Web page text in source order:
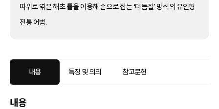
따위로 엮은 해초 틀을 이용해 손으로 잡는 ‘더듬질’ 방식의 유인형
전통 어법.
내용 특징 및 의의 참고문헌
내용